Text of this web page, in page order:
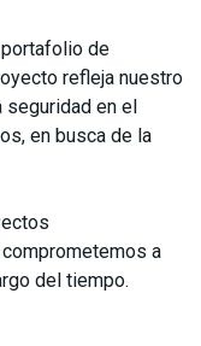
de
refleja nuestro
en el
en busca de la
a
del tiempo.